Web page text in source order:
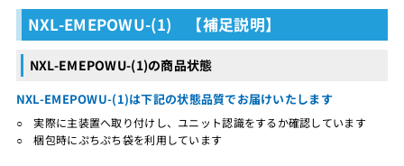
NXL-EMEPOWU-(1) 【補足説明】
NXL-EMEPOWU-(1)の商品状態
NXL-EMEPOWU-(1)は下記の状態品質でお届けいたします
○ 実際に主装置へ取り付けし、ユニット認識をするか確認しています
○ 梱包時にぷちぷち袋を利用しています